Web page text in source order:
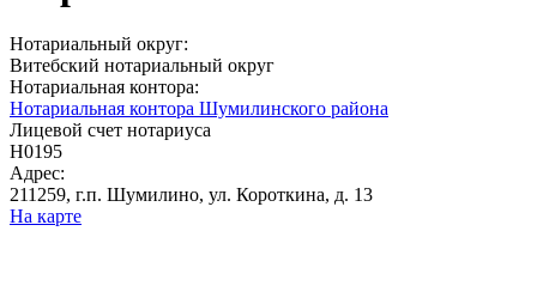
Нотариальный округ:
Витебский нотариальный округ
Нотариальная контора:
Нотариальная контора Шумилинского района
Лицевой счет нотариуса
Н0195
Адрес:
211259, г.п. Шумилино, ул. Короткина, д. 13
На карте